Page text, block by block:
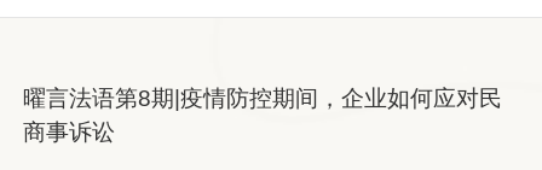
曜言法语第8期|疫情防控期间，企业如何应对民
商事诉讼